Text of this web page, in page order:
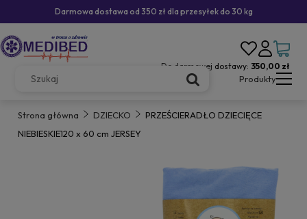
Darmowa dostawa od 350 zł dla przesyłek do 30 kg
Do darmowej dostawy: 350,00 zł
Produkty
Strona główna DZIECKO
PRZEŚCIERADŁO DZIECIĘCE
NIEBIESKIE120 x 60 cm JERSEY